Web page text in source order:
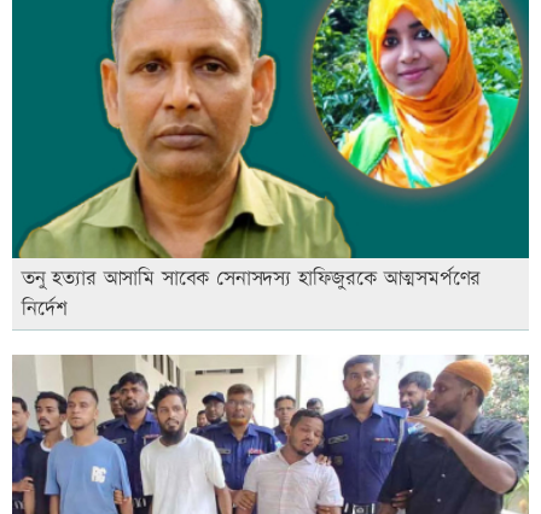
তনু হত্যার আসামি সাবেক সেনাসদস্য হাফিজুরকে আত্মসমর্পণের
নির্দেশ